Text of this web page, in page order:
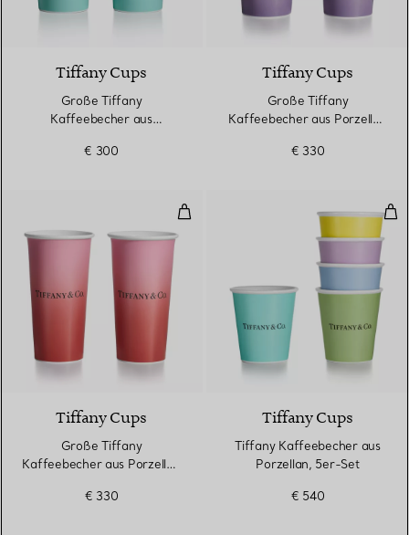
3 Farben
Tiffany Cups
Große Tiffany
Kaffeebecher aus
€ 300
Tiffany Cups
Große Tiffany
Kaffeebecher aus Porzellan
€ 330
Große Tiffany Kaffeebecher
3 Farben
Tiffany Cups
Große Tiffany
Kaffeebecher aus Porzellan
€ 330
Tiffany Cups
Tiffany Kaffeebecher aus
Porzellan, 5er-Set
€ 540